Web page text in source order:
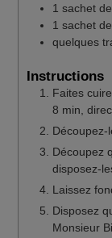
1 sachet
1 sachet
quelques
Instructions
Faites
8 min,
Découpez-
Découpez
disposez-
Laissez
Disposez
Monsieur